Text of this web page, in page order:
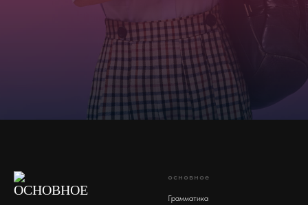
основное
Грамматика